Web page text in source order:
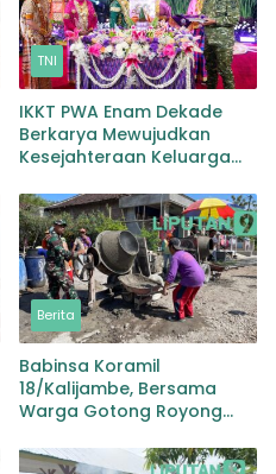
TNI
IKKT PWA Enam Dekade
Berkarya Mewujudkan
Kesejahteraan Keluarga
Berita
Babinsa Koramil
18/Kalijambe, Bersama
Warga Gotong Royong